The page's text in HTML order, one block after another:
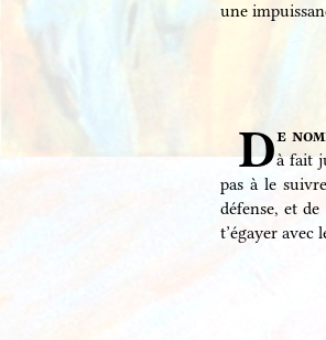
une
De
à fait
pas à le
défense, et
t’égayer avec